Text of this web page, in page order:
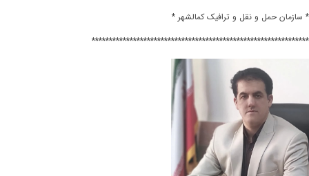
* سازمان حمل و نقل و ترافیک کمالشهر *
***************************************************************